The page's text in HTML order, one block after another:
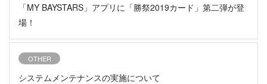
「MY BAYSTARS」アプリに「勝祭2019カード」第二弾が登
場！
OTHER
システムメンテナンスの実施について